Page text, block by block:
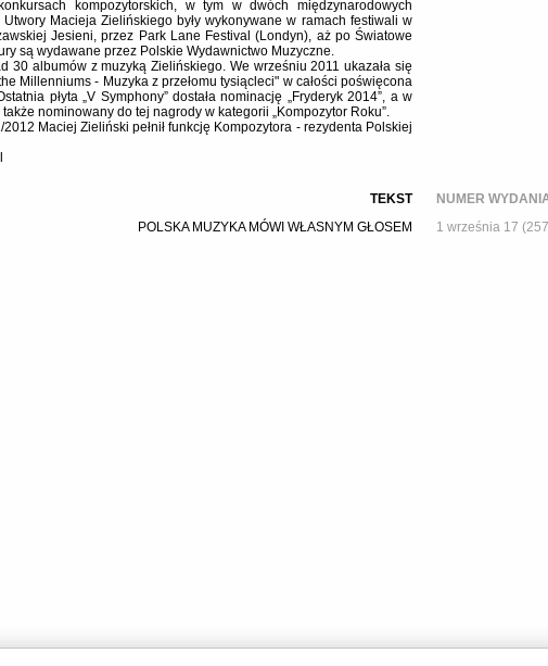
kompozytorskich, w tym w dwóch międzynarodowych
Macieja Zielińskiego były wykonywane w ramach festiwali w
Jesieni, przez Park Lane Festival (Londyn), aż po Światowe
są wydawane przez Polskie Wydawnictwo Muzyczne.
30 albumów z muzyką Zielińskiego. We wrześniu 2011 ukazała się
Millenniums - Muzyka z przełomu tysiącleci" w całości poświęcona
płyta „V Symphony” dostała nominację „Fryderyk 2014”, a w
nominowany do tej nagrody w kategorii „Kompozytor Roku”.
Maciej Zieliński pełnił funkcję Kompozytora - rezydenta Polskiej
TEKST
NUMER
POLSKA MUZYKA MÓWI WŁASNYM GŁOSEM
1 września 17